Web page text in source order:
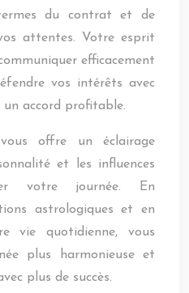
du contrat et de
attentes. Votre esprit
efficacement
vos intérêts avec
un accord profitable.
offre un éclairage
et les influences
votre journée. En
astrologiques et en
vie quotidienne, vous
plus harmonieuse et
plus de succès.